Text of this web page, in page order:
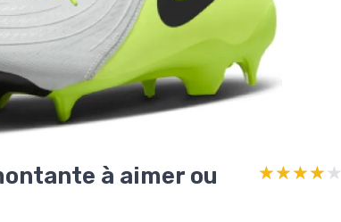
à aimer ou
★★★★★
★★★★★